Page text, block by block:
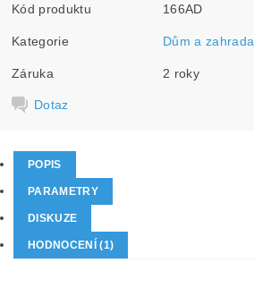
Kód produktu 166AD
Kategorie Dům a zahrada
Záruka 2 roky
Dotaz
POPIS
PARAMETRY
DISKUZE
HODNOCENÍ (1)